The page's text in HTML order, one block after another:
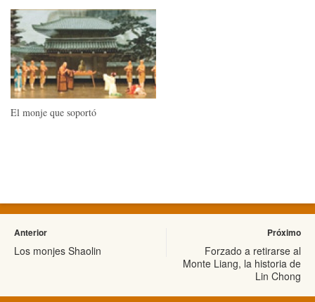
El monje que soportó
Anterior
Los monjes Shaolin
Próximo
Forzado a retirarse al
Monte Liang, la historia de
Lin Chong